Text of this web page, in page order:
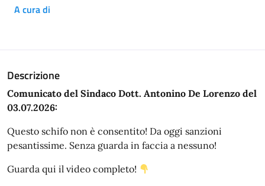
A cura di
Descrizione
Comunicato del Sindaco Dott. Antonino De Lorenzo del
03.07.2026:
Questo schifo non è consentito! Da oggi sanzioni
pesantissime. Senza guarda in faccia a nessuno!
Guarda qui il video completo!